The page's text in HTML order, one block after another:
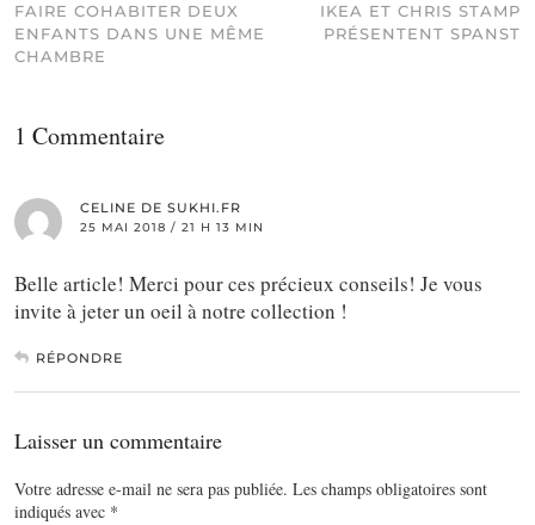
FAIRE COHABITER DEUX
ENFANTS DANS UNE MÊME
CHAMBRE
IKEA ET CHRIS STAMP
PRÉSENTENT SPANST
1 Commentaire
CELINE DE SUKHI.FR
25 MAI 2018 / 21 H 13 MIN
Belle article! Merci pour ces précieux conseils! Je vous
invite à jeter un oeil à notre collection !
RÉPONDRE
Laisser un commentaire
Votre adresse e-mail ne sera pas publiée. Les champs obligatoires sont
indiqués avec *